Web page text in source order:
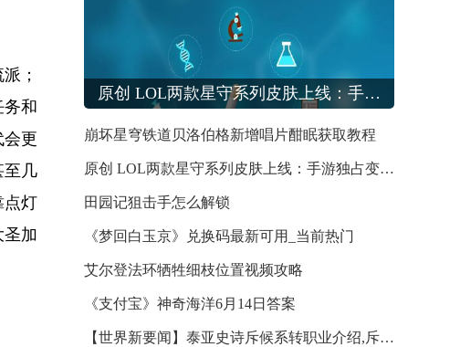
；
和
会更
至几
点灯
圣加
原创 LOL两款星守系列皮肤上线：手游独占变味，搬运或成未来新风向！|每日时讯
崩坏星穹铁道贝洛伯格新增唱片酣眠获取教程
原创 LOL两款星守系列皮肤上线：手游独占变味，搬运或成未来新风向！|每日时讯
田园记狙击手怎么解锁
《梦回白玉京》兑换码最新可用_当前热门
艾尔登法环牺牲细枝位置视频攻略
《支付宝》神奇海洋6月14日答案
【世界新要闻】泰亚史诗斥候系转职业介绍,斥候系转职业攻略大全